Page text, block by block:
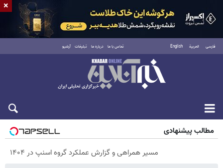
فارسی العربية English تماس با ما درباره ما تبلیغات آرشیو
پنجشنبه ۱۵ مرداد ۱۴۰۵
مطالب پیشنهادی
مسیر همراهی و گزارش عملکرد گروه اسنپ در ۱۴۰۴
×